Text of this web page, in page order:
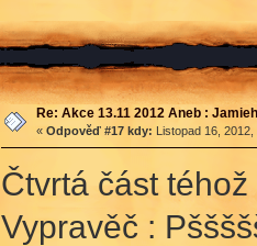
Re: Akce 13.11 2012 Aneb :
« Odpověď #17 kdy: Listopad 16,
Čtvrtá část téhož
Vypravěč :